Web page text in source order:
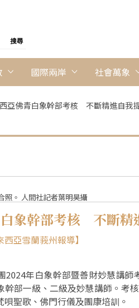
國際兩岸 社會萬象
亞佛青白象幹部考核 不斷精進自我
照。 人間社記者葉明昊攝
象幹部考核 不斷精
西亞雪蘭莪州報導】
2024年白象幹部暨善財妙慧講
幹部一級、二級及妙慧講師。考
聖歌、佛門行儀及團康培訓。